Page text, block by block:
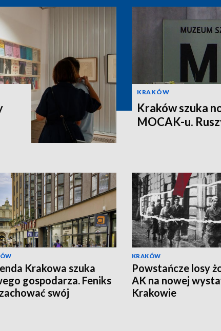
KRAKÓW
Kraków szuka
MOCAK-u.
Krakowa szuka
gospodarza. Feniks
swój
KRAKÓW
Powstańcze losy
AK na nowej
Krakowie